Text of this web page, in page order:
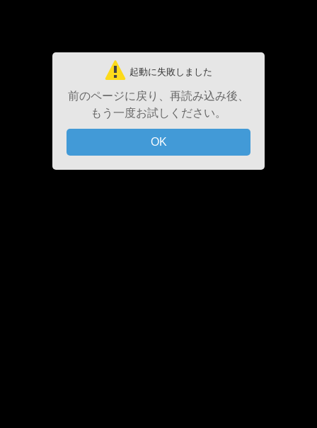
起動に失敗しました
前のページに戻り、再読み込み後、
もう一度お試しください。
OK